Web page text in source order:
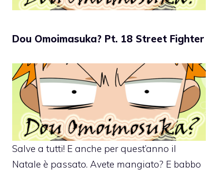
Dou Omoimasuka? Pt. 18 Street Fighter
Salve a tutti! E anche per quest’anno il
Natale è passato. Avete mangiato? E babbo